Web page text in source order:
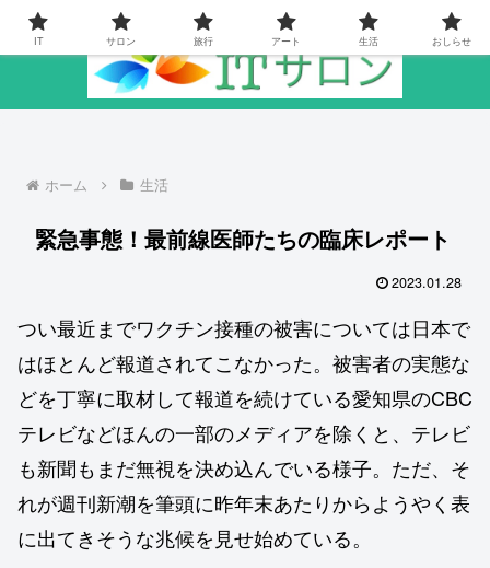
ホーム 生活
緊急事態！最前線医師たちの臨床レポート
2023.01.28
つい最近までワクチン接種の被害については日本で
はほとんど報道されてこなかった。被害者の実態な
どを丁寧に取材して報道を続けている愛知県のCBC
テレビなどほんの一部のメディアを除くと、テレビ
も新聞もまだ無視を決め込んでいる様子。ただ、そ
れが週刊新潮を筆頭に昨年末あたりからようやく表
に出てきそうな兆候を見せ始めている。
IT サロン 旅行 アート 生活 おしらせ